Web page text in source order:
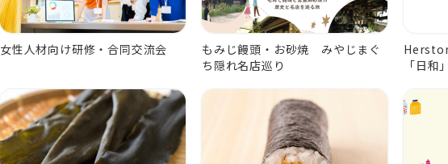
女性人材向け研修・合同交流会
もみじ饅頭・お砂焼 みやじまぐ
ち隠れ名店巡り
「日和」